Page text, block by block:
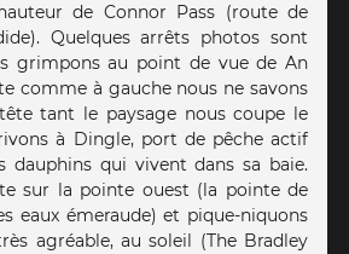
de Connor Pass (route de
Quelques arrêts photos sont
grimpons au point de vue de An
comme à gauche nous ne savons
tant le paysage nous coupe le
à Dingle, port de pêche actif
dauphins qui vivent dans sa baie.
sur la pointe ouest (la pointe de
eaux émeraude) et pique-niquons
agréable, au soleil (The Bradley